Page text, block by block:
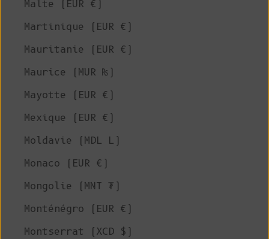
Malte (EUR €)
Martinique (EUR €)
Mauritanie (EUR €)
Maurice (MUR ₨)
Mayotte (EUR €)
Mexique (EUR €)
Moldavie (MDL L)
Monaco (EUR €)
Mongolie (MNT ₮)
Monténégro (EUR €)
Montserrat (XCD $)